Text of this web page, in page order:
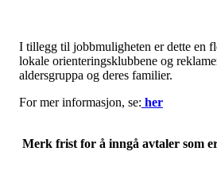
I tillegg til jobbmuligheten er dette en
lokale orienteringsklubbene og
aldersgruppa og deres familier.
For mer informasjon, se: her
Merk frist for å inngå avtaler som